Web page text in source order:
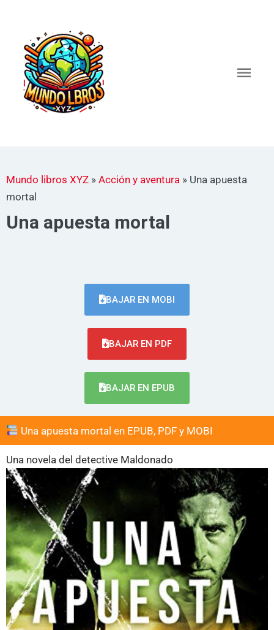
contenido
Mundo libros XYZ » Acción y aventura » Una apuesta
mortal
Una apuesta mortal
BAJAR EN MOBI
BAJAR EN PDF
BAJAR EN EPUB
Una apuesta mortal en EPUB, PDF y MOBI
Una novela del detective Maldonado